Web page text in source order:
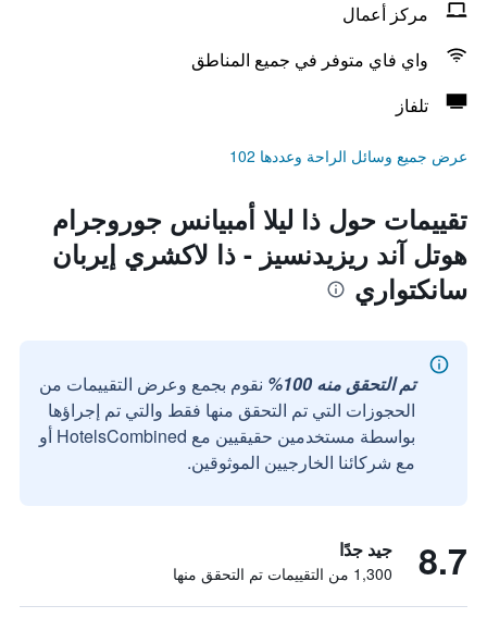
مركز أعمال
واي فاي متوفر في جميع المناطق
تلفاز
عرض جميع وسائل الراحة وعددها 102
تقييمات حول ذا ليلا أمبيانس جوروجرام
هوتل آند ريزيدنسيز - ذا لاكشري إيربان
سانكتواري
تم التحقق منه 100%
نقوم بجمع وعرض التقييمات من
الحجوزات التي تم التحقق منها فقط والتي تم إجراؤها
بواسطة مستخدمين حقيقيين مع HotelsCombined أو
مع شركائنا الخارجيين الموثوقين.
8.7 جيد جدًا
1,300 من التقييمات تم التحقق منها